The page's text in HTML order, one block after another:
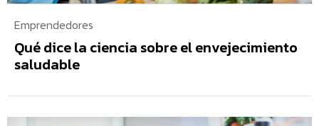
Emprendedores
Qué dice la ciencia sobre el envejecimiento
saludable